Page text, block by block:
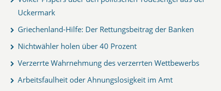
Uckermark
Griechenland-Hilfe: Der Rettungsbeitrag der Banken
Nichtwähler holen über 40 Prozent
Verzerrte Wahrnehmung des verzerrten Wettbewerbs
Arbeitsfaulheit oder Ahnungslosigkeit im Amt